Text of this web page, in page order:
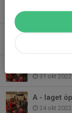
12 apr
Nabil Zaid
31 okt
A - laget
24 okt 2022